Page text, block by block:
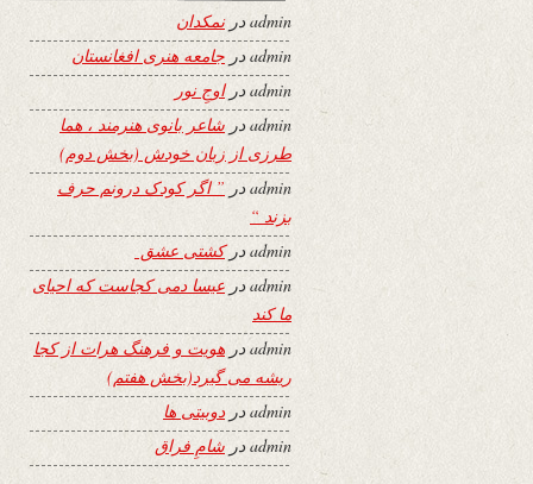
adminدرنمکدان
adminدر جامعه هنری افغانستان
adminدراوجِ نور
adminدر شاعر بانوی هنرمند ، هما
طرزی از زبان خودش (بخش دوم)
adminدر ” اگر کودک درونم حرف
بزند “
adminدرکشتی عشق
adminدر عیسا دمی کجاست که احیای
ما کند
adminدر هویت و فرهنگ هرات از کجا
ریشه می گیرد(بخش هفتم)
adminدردوبیتی ها
admin در شامِ فراق